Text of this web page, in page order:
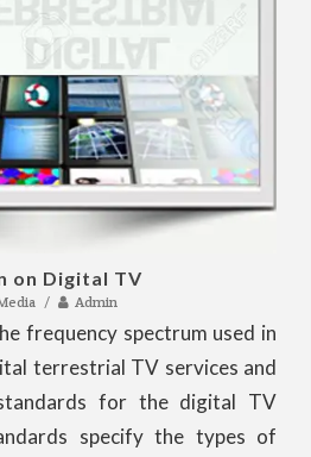
on Digital TV
Admin
frequency spectrum used in
terrestrial TV services and
for the digital TV
specify the types of